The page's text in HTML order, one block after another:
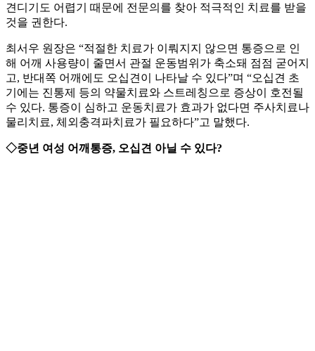
견디기도 어렵기 때문에 전문의를 찾아 적극적인 치료를 받을
것을 권한다.
최서우 원장은 “적절한 치료가 이뤄지지 않으면 통증으로 인
해 어깨 사용량이 줄면서 관절 운동범위가 축소돼 점점 굳어지
고, 반대쪽 어깨에도 오십견이 나타날 수 있다”며 “오십견 초
기에는 진통제 등의 약물치료와 스트레칭으로 증상이 호전될
수 있다. 통증이 심하고 운동치료가 효과가 없다면 주사치료나
물리치료, 체외충격파치료가 필요하다”고 말했다.
◇중년 여성 어깨통증, 오십견 아닐 수 있다?